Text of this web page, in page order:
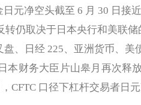
元净空头截至 6 月 30 日接近
仍取决于日本央行和美联储
、日经 225、亚洲货币、美
财务大臣片山皋月再次释
CFTC 口径下杠杆交易者日